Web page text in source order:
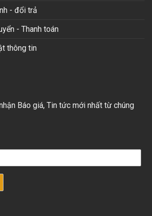
- đổi trả
- Thanh toán
thông tin
Báo giá, Tin tức mới nhất từ chúng